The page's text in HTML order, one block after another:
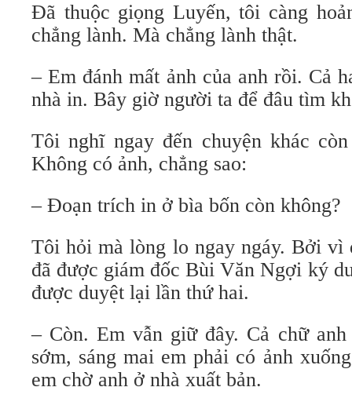
Đã thuộc giọng Luyến, tôi càng
chẳng lành. Mà chẳng lành thật.
– Em đánh mất ảnh của anh rồi. Cả
nhà in. Bây giờ người ta để đâu tìm
Tôi nghĩ ngay đến chuyện khác
Không có ảnh, chẳng sao:
– Đoạn trích in ở bìa bốn còn không?
Tôi hỏi mà lòng lo ngay ngáy. Bởi vì
đã được giám đốc Bùi Văn Ngợi ký
được duyệt lại lần thứ hai.
– Còn. Em vẫn giữ đây. Cả chữ
sớm, sáng mai em phải có ảnh
em chờ anh ở nhà xuất bản.